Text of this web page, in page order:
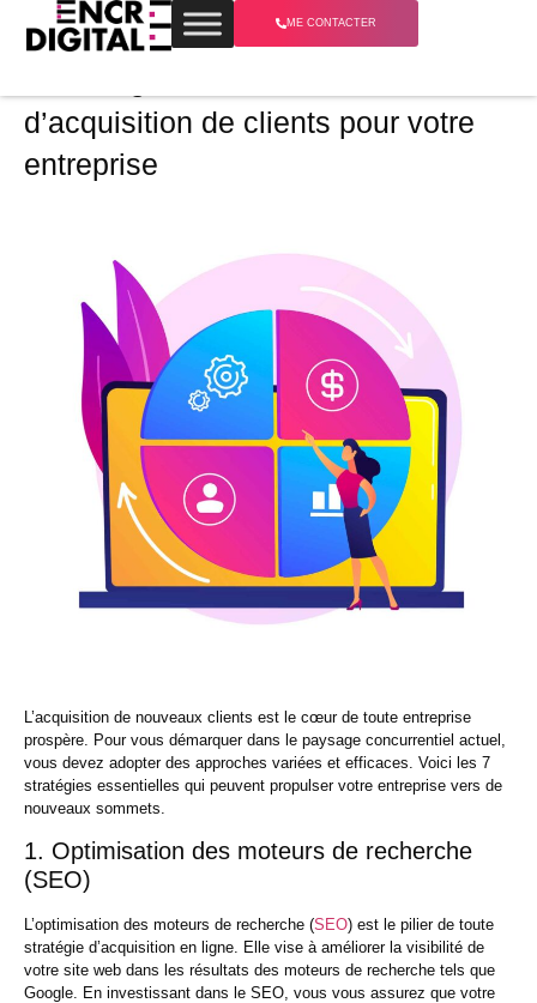
ME CONTACTER
d’acquisition de clients pour votre
entreprise
L’acquisition de nouveaux clients est le cœur de toute entreprise
prospère. Pour vous démarquer dans le paysage concurrentiel actuel,
vous devez adopter des approches variées et efficaces. Voici les 7
stratégies essentielles qui peuvent propulser votre entreprise vers de
nouveaux sommets.
1. Optimisation des moteurs de recherche
(SEO)
L’optimisation des moteurs de recherche (SEO) est le pilier de toute
stratégie d’acquisition en ligne. Elle vise à améliorer la visibilité de
votre site web dans les résultats des moteurs de recherche tels que
Google. En investissant dans le SEO, vous vous assurez que votre